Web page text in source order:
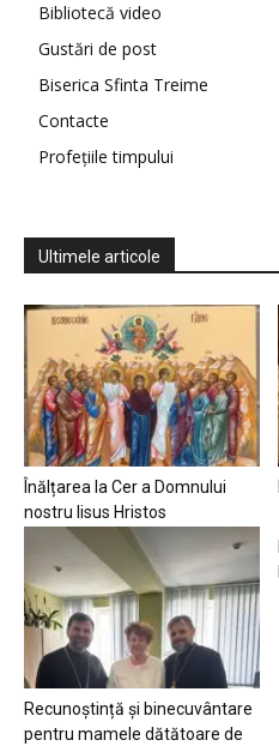
Bibliotecă video
Gustări de post
Biserica Sfinta Treime
Contacte
Profețiile timpului
Ultimele articole
Înălțarea la Cer a Domnului
nostru Iisus Hristos
Recunoștință și binecuvântare
pentru mamele dătătoare de